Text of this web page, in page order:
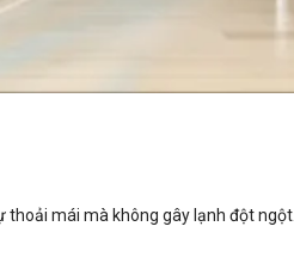
thoải mái mà không gây lạnh đột ngột.